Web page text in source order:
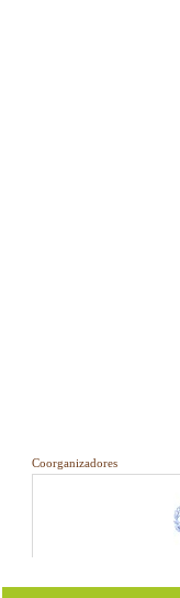
Coorganizadores